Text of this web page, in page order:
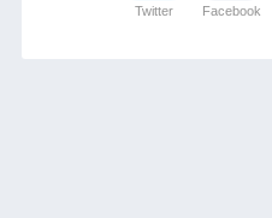
Twitter Facebook